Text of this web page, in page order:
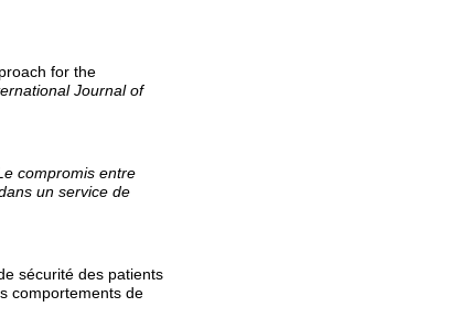
for the
Journal of
compromis entre
un service de
sécurité des patients
comportements de